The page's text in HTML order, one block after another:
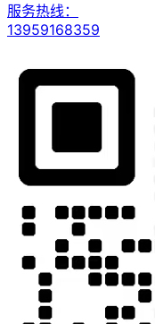
服务热线：
13959168359